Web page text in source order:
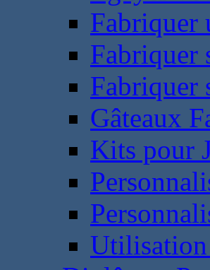
Fabriquer
Fabriquer
Fabriquer
Gâteaux
Kits pour
Utilisation